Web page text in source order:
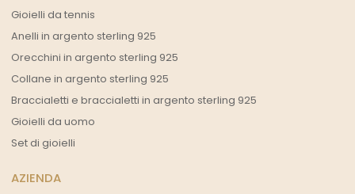
Gioielli da tennis
Anelli in argento sterling 925
Orecchini in argento sterling 925
Collane in argento sterling 925
Braccialetti e braccialetti in argento sterling 925
Gioielli da uomo
Set di gioielli
AZIENDA